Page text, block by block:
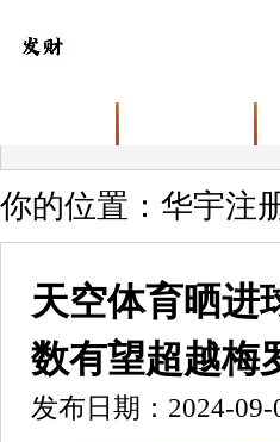
你的位置： 华宇注
天空体育晒进
数有望超越梅
发布日期：2024-